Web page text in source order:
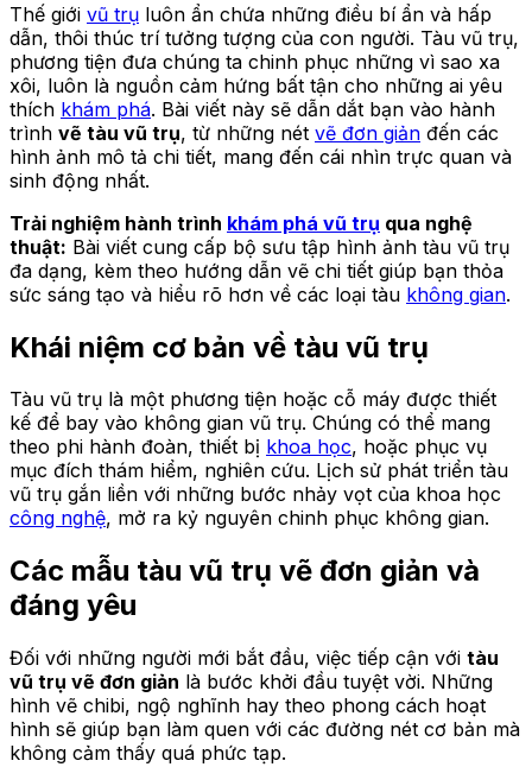
Thế giới vũ trụ luôn ẩn chứa những điều bí ẩn và hấp
dẫn, thôi thúc trí tưởng tượng của con người. Tàu vũ trụ,
phương tiện đưa chúng ta chinh phục những vì sao xa
xôi, luôn là nguồn cảm hứng bất tận cho những ai yêu
thích khám phá. Bài viết này sẽ dẫn dắt bạn vào hành
trình vẽ tàu vũ trụ, từ những nét vẽ đơn giản đến các
hình ảnh mô tả chi tiết, mang đến cái nhìn trực quan và
sinh động nhất.
Trải nghiệm hành trình khám phá vũ trụ qua nghệ
thuật: Bài viết cung cấp bộ sưu tập hình ảnh tàu vũ trụ
đa dạng, kèm theo hướng dẫn vẽ chi tiết giúp bạn thỏa
sức sáng tạo và hiểu rõ hơn về các loại tàu không gian.
Khái niệm cơ bản về tàu vũ trụ
Tàu vũ trụ là một phương tiện hoặc cỗ máy được thiết
kế để bay vào không gian vũ trụ. Chúng có thể mang
theo phi hành đoàn, thiết bị khoa học, hoặc phục vụ
mục đích thám hiểm, nghiên cứu. Lịch sử phát triển tàu
vũ trụ gắn liền với những bước nhảy vọt của khoa học
công nghệ, mở ra kỷ nguyên chinh phục không gian.
Các mẫu tàu vũ trụ vẽ đơn giản và
đáng yêu
Đối với những người mới bắt đầu, việc tiếp cận với tàu
vũ trụ vẽ đơn giản là bước khởi đầu tuyệt vời. Những
hình vẽ chibi, ngộ nghĩnh hay theo phong cách hoạt
hình sẽ giúp bạn làm quen với các đường nét cơ bản mà
không cảm thấy quá phức tạp.